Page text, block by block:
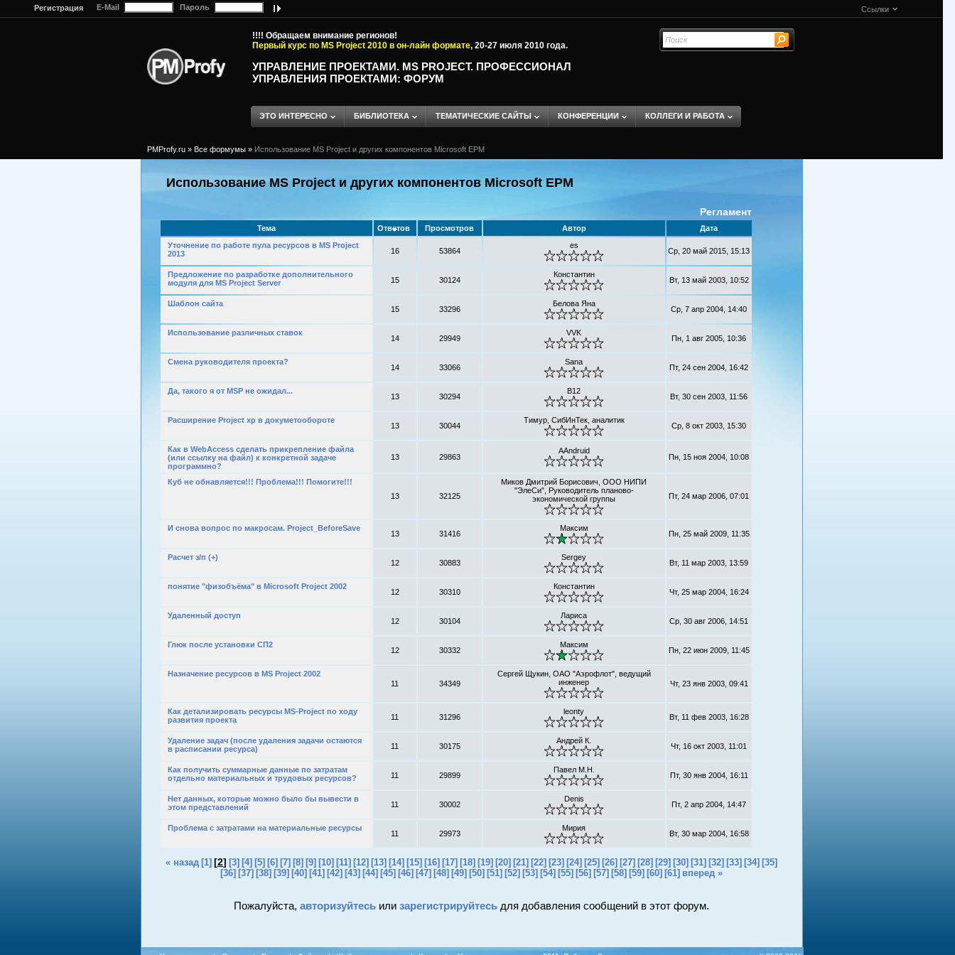
Регистрация E-Mail Пароль Ссылки
!!!! Обращаем внимание регионов!
Первый курс по MS Project 2010 в он-лайн формате, 20-27 июля 2010 года.
УПРАВЛЕНИЕ ПРОЕКТАМИ. MS PROJECT. ПРОФЕССИОНАЛ
УПРАВЛЕНИЯ ПРОЕКТАМИ: ФОРУМ
ЭТО ИНТЕРЕСНО БИБЛИОТЕКА ТЕМАТИЧЕСКИЕ САЙТЫ КОНФЕРЕНЦИИ КОЛЛЕГИ И РАБОТА
PMProfy.ru » Все формумы » Использование MS Project и других компонентов Microsoft EPM
Использование MS Project и других компонентов Microsoft EPM
Регламент
Тема Ответов Просмотров Автор
Дата
Уточнение по работе пула ресурсов в MS Project
2013
16 53864
es
Ср, 20 май 2015, 15:13
Предложение по разработке дополнительного
модуля для MS Project Server
15 30124
Константин
Вт, 13 май 2003, 10:52
Шаблон сайта
15 33296
Белова Яна
Ср, 7 апр 2004, 14:40
Использование различных ставок
14 29949
VVK
Пн, 1 авг 2005, 10:36
Смена руководителя проекта?
14 33066
Sana
Пт, 24 сен 2004, 16:42
Да, такого я от MSP не ожидал...
13 30294
B12
Вт, 30 сен 2003, 11:56
Расширение Project xp в докуметообороте
13 30044
Тимур, СибИнТек, аналитик
Ср, 8 окт 2003, 15:30
Как в WebAccess сделать прикрепление файла
(или ссылку на файл) к конкретной задаче
программно?
13 29863
AAndruid
Пн, 15 ноя 2004, 10:08
Куб не обнавляется!!! Проблема!!! Помогите!!!
13
32125
Миков Дмитрий Борисович, ООО НИПИ
"ЭлеСи", Руководитель планово-
экономической группы
Пт, 24 мар 2006, 07:01
И снова вопрос по макросам. Project_BeforeSave
13 31416
Максим
Пн, 25 май 2009, 11:35
Расчет з/п (+)
12 30883
Sergey
Вт, 11 мар 2003, 13:59
понятие "физобъёма" в Microsoft Project 2002
12 30310
Константин
Чт, 25 мар 2004, 16:24
Удаленный доступ
12 30104
Лариса
Ср, 30 авг 2006, 14:51
Глюк после установки СП2
12 30332
Максим
Пн, 22 июн 2009, 11:45
Назначение ресурсов в MS Project 2002
11
34349
Сергей Щукин, ОАО "Аэрофлот", ведущий
инженер
Чт, 23 янв 2003, 09:41
Как детализировать ресурсы MS-Project по ходу
развития проекта
11 31296
leonty
Вт, 11 фев 2003, 16:28
Удаление задач (после удаления задачи остаются
в расписании ресурса)
11 30175
Андрей К.
Чт, 16 окт 2003, 11:01
Как получить суммарные данные по затратам
отдельно материальных и трудовых ресурсов?
11 29899
Павел М.Н.
Пт, 30 янв 2004, 16:11
Нет данных, которые можно было бы вывести в
этом представлений
11 30002
Denis
Пт, 2 апр 2004, 14:47
Проблема с затратами на материальные ресурсы
11 29973
Мирия
Вт, 30 мар 2004, 16:58
« назад [1] [2] [3] [4] [5] [6] [7] [8] [9] [10] [11] [12] [13] [14] [15] [16] [17] [18] [19] [20] [21] [22] [23] [24] [25] [26] [27] [28] [29] [30] [31] [32] [33] [34] [35]
[36] [37] [38] [39] [40] [41] [42] [43] [44] [45] [46] [47] [48] [49] [50] [51] [52] [53] [54] [55] [56] [57] [58] [59] [60] [61] вперед »
Пожалуйста, авторизуйтесь или зарегистрируйтесь для добавления сообщений в этот форум.